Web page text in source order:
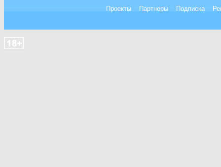
Проекты Партнеры Подписка